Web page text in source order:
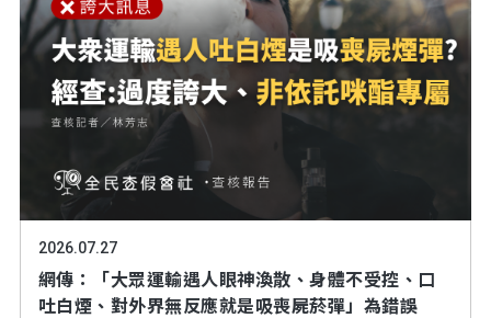
2026.07.27
網傳：「大眾運輸遇人眼神渙散、身體不受控、口
吐白煙、對外界無反應就是吸喪屍菸彈」為錯誤